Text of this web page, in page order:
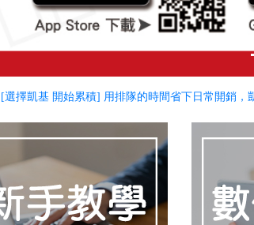
[選擇凱基 開始累積] 用排隊的時間省下日常開銷，